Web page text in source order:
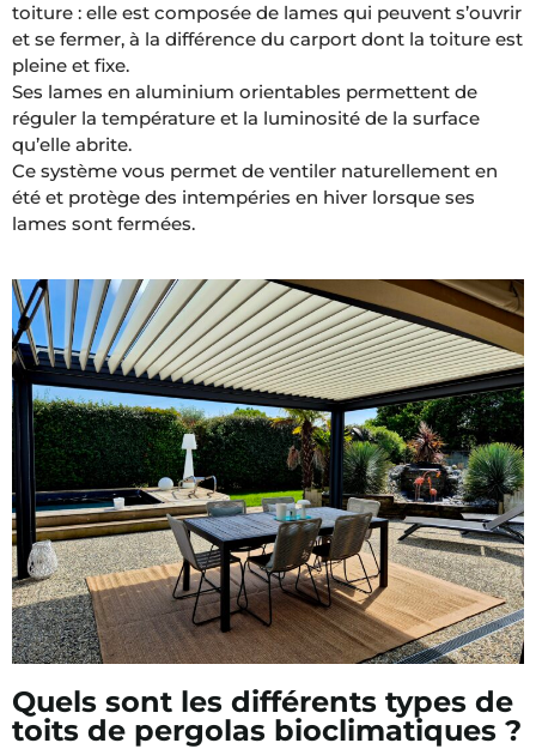
toiture : elle est composée de lames qui peuvent s’ouvrir
et se fermer, à la différence du carport dont la toiture est
pleine et fixe.
Ses lames en aluminium orientables permettent de
réguler la température et la luminosité de la surface
qu’elle abrite.
Ce système vous permet de ventiler naturellement en
été et protège des intempéries en hiver lorsque ses
lames sont fermées.
Quels sont les différents types de
toits de pergolas bioclimatiques ?